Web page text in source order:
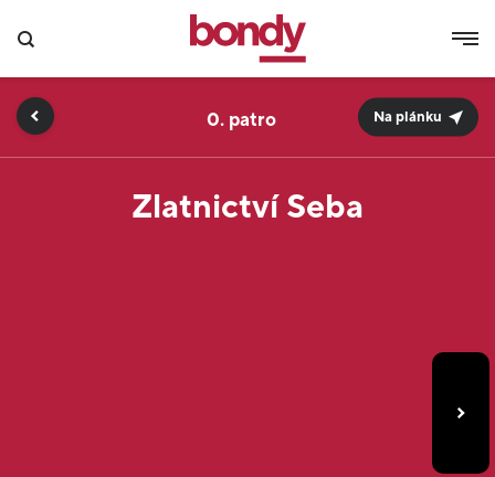
Zlatnictví Seba
0. Na plánku